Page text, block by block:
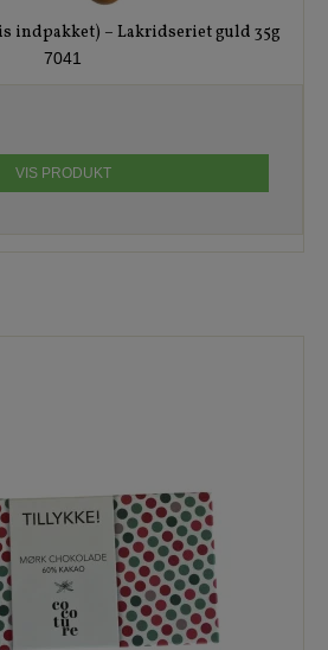
indpakket) – Lakridseriet guld 35g
7041
VIS PRODUKT